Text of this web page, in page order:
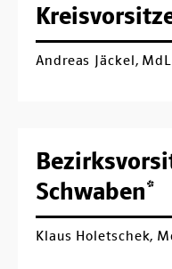
Andreas Jäckel, MdL
Schwaben*
Klaus Holetschek,